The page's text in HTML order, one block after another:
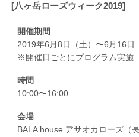
[八ヶ岳ローズウィーク2019]
開催期間
2019年6月8日（土）〜6月16日
※開催日ごとにプログラム実施
時間
10:00〜16:00
会場
BALA house アサオカローズ（